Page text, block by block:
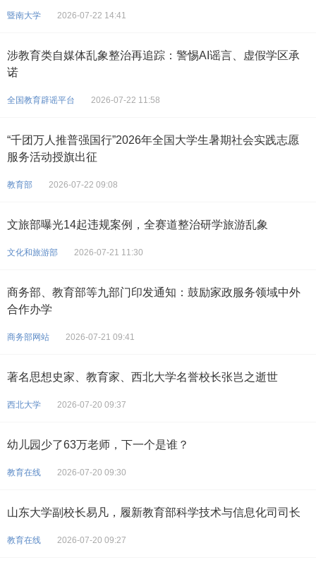
暨南大学 2026-07-22 14:41
涉教育类自媒体乱象整治再追踪：警惕AI谣言、虚假学区承
诺
全国教育辟谣平台 2026-07-22 11:58
“千团万人推普强国行”2026年全国大学生暑期社会实践志愿
服务活动授旗出征
教育部 2026-07-22 09:08
文旅部曝光14起违规案例，全赛道整治研学旅游乱象
文化和旅游部 2026-07-21 11:30
商务部、教育部等九部门印发通知：鼓励家政服务领域中外
合作办学
商务部网站 2026-07-21 09:41
著名思想史家、教育家、西北大学名誉校长张岂之逝世
西北大学 2026-07-20 09:37
幼儿园少了63万老师，下一个是谁？
教育在线 2026-07-20 09:30
山东大学副校长易凡，履新教育部科学技术与信息化司司长
教育在线 2026-07-20 09:27